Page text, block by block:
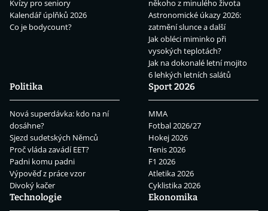
Kvízy pro seniory
Kalendář úplňků 2026
Co je bodycount?
někoho z minulého života
Astronomické úkazy 2026:
zatmění slunce a další
Jak obléci miminko při
vysokých teplotách?
Jak na dokonalé letní mojito
6 lehkých letních salátů
Politika
Nová superdávka: kdo na ní
dosáhne?
Sjezd sudetských Němců
Proč vláda zavádí EET?
Padni komu padni
Výpověď z práce vzor
Divoký kačer
Sport 2026
MMA
Fotbal 2026/27
Hokej 2026
Tenis 2026
F1 2026
Atletika 2026
Cyklistika 2026
Technologie
Ekonomika